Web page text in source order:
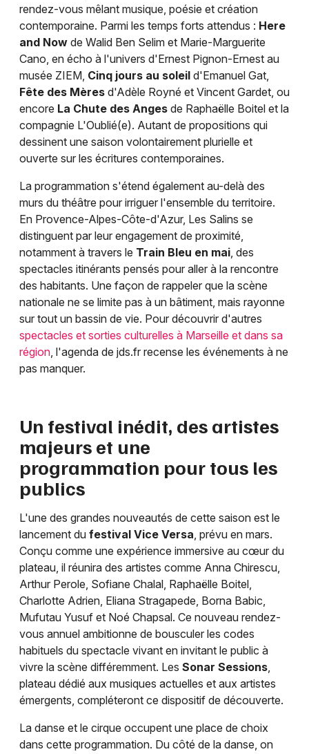
rendez-vous mêlant musique, poésie et création
contemporaine. Parmi les temps forts attendus : Here
and Now de Walid Ben Selim et Marie-Marguerite
Cano, en écho à l'univers d'Ernest Pignon-Ernest au
musée ZIEM, Cinq jours au soleil d'Emanuel Gat,
Fête des Mères d'Adèle Royné et Vincent Gardet, ou
encore La Chute des Anges de Raphaëlle Boitel et la
compagnie L'Oublié(e). Autant de propositions qui
dessinent une saison volontairement plurielle et
ouverte sur les écritures contemporaines.
La programmation s'étend également au-delà des
murs du théâtre pour irriguer l'ensemble du territoire.
En Provence-Alpes-Côte-d'Azur, Les Salins se
distinguent par leur engagement de proximité,
notamment à travers le Train Bleu en mai , des
spectacles itinérants pensés pour aller à la rencontre
des habitants. Une façon de rappeler que la scène
nationale ne se limite pas à un bâtiment, mais rayonne
sur tout un bassin de vie. Pour découvrir d'autres
spectacles et sorties culturelles à Marseille et dans sa
région , l'agenda de jds.fr recense les événements à ne
pas manquer.
Un festival inédit, des artistes
majeurs et une
programmation pour tous les
publics
L'une des grandes nouveautés de cette saison est le
lancement du festival Vice Versa , prévu en mars.
Conçu comme une expérience immersive au cœur du
plateau, il réunira des artistes comme Anna Chirescu,
Arthur Perole, Sofiane Chalal, Raphaëlle Boitel,
Charlotte Adrien, Eliana Stragapede, Borna Babic,
Mufutau Yusuf et Noé Chapsal. Ce nouveau rendez-
vous annuel ambitionne de bousculer les codes
habituels du spectacle vivant en invitant le public à
vivre la scène différemment. Les Sonar Sessions
plateau dédié aux musiques actuelles et aux artistes
émergents, compléteront ce dispositif de découverte.
La danse et le cirque occupent une place de choix
dans cette programmation. Du côté de la danse, on